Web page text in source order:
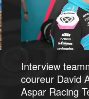
Interview
coureur David
Aspar Racing